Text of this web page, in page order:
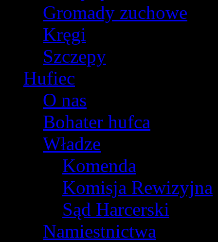
Gromady zuchowe
Kręgi
Szczepy
Hufiec
O nas
Bohater hufca
Władze
Komenda
Komisja Rewizyjna
Sąd Harcerski
Namiestnictwa